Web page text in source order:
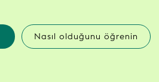
Nasıl olduğunu öğrenin